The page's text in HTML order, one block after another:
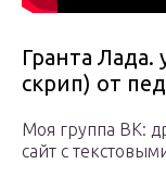
Гранта Лада.
скрип) от
Моя группа ВК:
сайт с